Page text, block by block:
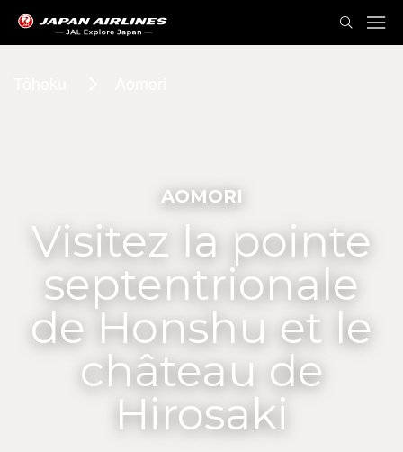
AOMORI
Visitez la pointe
septentrionale
de Honshu et le
château de
Hirosaki